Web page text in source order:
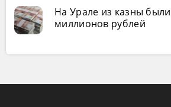
На Урале из казны
миллионов рублей